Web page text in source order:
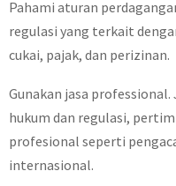
Pahami aturan
regulasi yang terkait
cukai, pajak, dan perizinan.
Gunakan jasa
hukum dan regulasi,
profesional seperti
internasional.